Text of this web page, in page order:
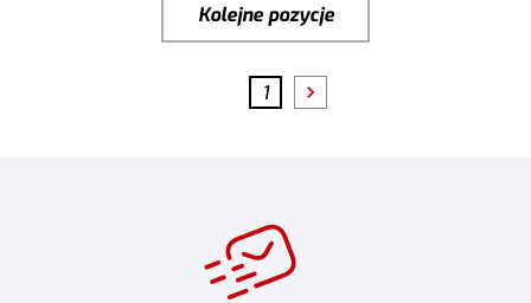
Kolejne pozycje
1